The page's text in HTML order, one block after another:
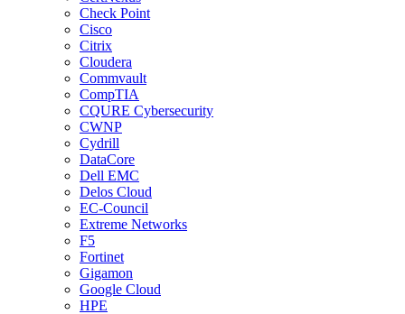
Check Point
Cisco
Citrix
Cloudera
Commvault
CompTIA
CQURE Cybersecurity
CWNP
Cydrill
DataCore
Dell EMC
Delos Cloud
EC-Council
Extreme Networks
F5
Fortinet
Gigamon
Google Cloud
HPE